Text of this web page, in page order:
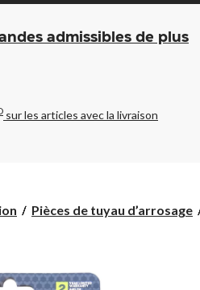
admissibles de plus
sur les articles avec la livraison
Pièces de tuyau d’arrosage